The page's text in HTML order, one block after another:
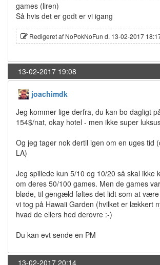
games (liren)
Så hvis det er godt er vi igang
Redigeret af NoPokNoFun d. 13-02-2017
13-02-2017 19:08
joachimdk
Jeg kommer lige derfra, du kan bo dagligt
154$/nat, okay hotel - men ikke super
Og jeg tager nok dertil igen om en uges tid
LA)
Jeg spillede kun 5/10 og 10/20 så skal ikke
om deres 50/100 games. Men de games
bløde, til gengæld føltes det lidt som at
vi tog på Hawaii Garden (hvilket er lækkert
hvad de ellers hed derovre :-)
Du kan evt sende en PM
13-02-2017 20:14